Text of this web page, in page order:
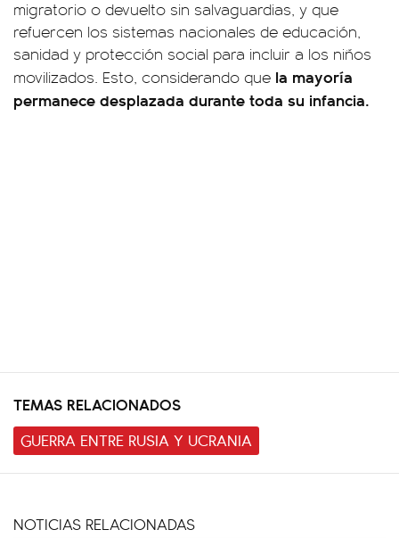
migratorio o devuelto sin salvaguardias, y que
refuercen los sistemas nacionales de educación,
sanidad y protección social para incluir a los niños
movilizados. Esto, considerando que la mayoría
permanece desplazada durante toda su infancia.
TEMAS RELACIONADOS
GUERRA ENTRE RUSIA Y UCRANIA
NOTICIAS RELACIONADAS